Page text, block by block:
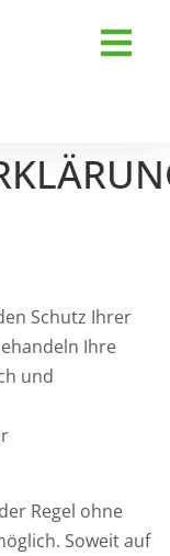
Schutz Ihrer
Ihre
und
Regel ohne
Soweit auf